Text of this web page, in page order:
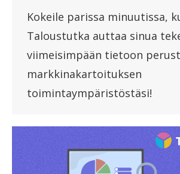
Kokeile parissa minuutissa,
Taloustutka auttaa sinua
viimeisimpään tietoon
markkinakartoituksen
toimintaympäristöstäsi!